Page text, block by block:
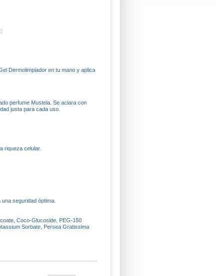
Dermolimpiador en tu mano y aplica
perfume Mustela. Se aclara con
justa para cada uso.
riqueza celular.
seguridad óptima.
Coco-Glucoside, PEG-150
Sorbate, Persea Gratissima